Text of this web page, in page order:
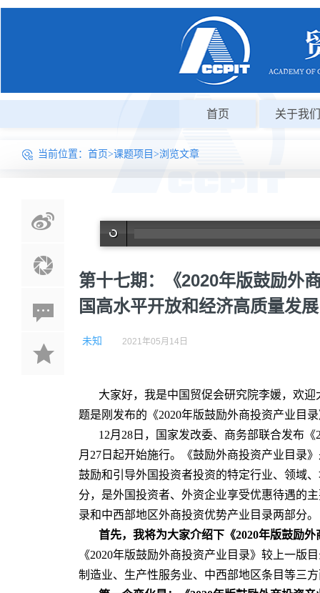
首页 关于我们
当前位置： 首页>课题项目 >浏览文章
第十七期：《2020年版鼓励外
国高水平开放和经济高质量发展
未知 2021年05月14日
大家好，我是中国贸促会研究院李媛，欢
题是刚发布的《2020年版鼓励外商投资产业目
12月28日，国家发改委、商务部联合发布
月27日起开始施行。《鼓励外商投资产业目录
鼓励和引导外国投资者投资的特定行业、领域
分，是外国投资者、外资企业享受优惠待遇的
录和中西部地区外商投资优势产业目录两部分。
首先，我将为大家介绍下《2020年版鼓励
《2020年版鼓励外商投资产业目录》较上一版
制造业、生产性服务业、中西部地区条目等三